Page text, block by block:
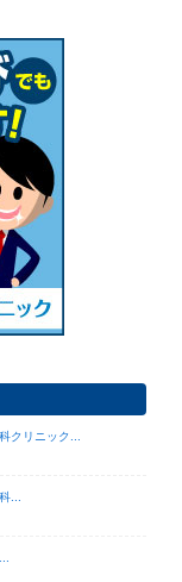
クリニック...
...